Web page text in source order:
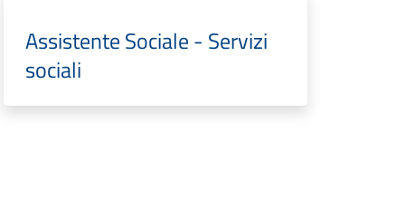
Assistente Sociale - Servizi
sociali